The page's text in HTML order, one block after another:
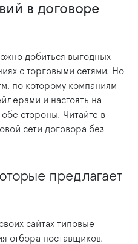
в договоре
добиться выгодных
с торговыми сетями. Но
по которому компаниям
и настоять на
стороны. Читайте в
сети договора без
предлагает
сайтах типовые
отбора поставщиков.